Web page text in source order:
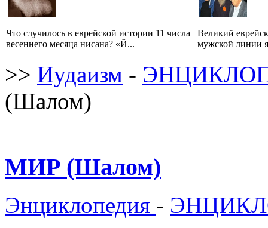
Что случилось в еврейской истории 11 числа
весеннего месяца нисана? «Й...
Великий
мужской линии
>> Иудаизм -
(Шалом)
МИР (Шалом)
Энциклопедия -